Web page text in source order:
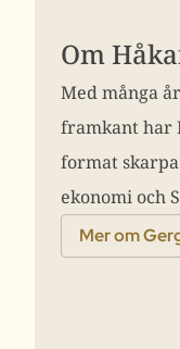
Om
Med många
framkant har
format
ekonomi och
Mer om